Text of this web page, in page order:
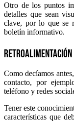
Otro de los puntos
detalles que sean
clave, por lo que se
boletín informativo.
Retroalimentación
Como decíamos
contacto, por
teléfono y redes
Tener este
características que